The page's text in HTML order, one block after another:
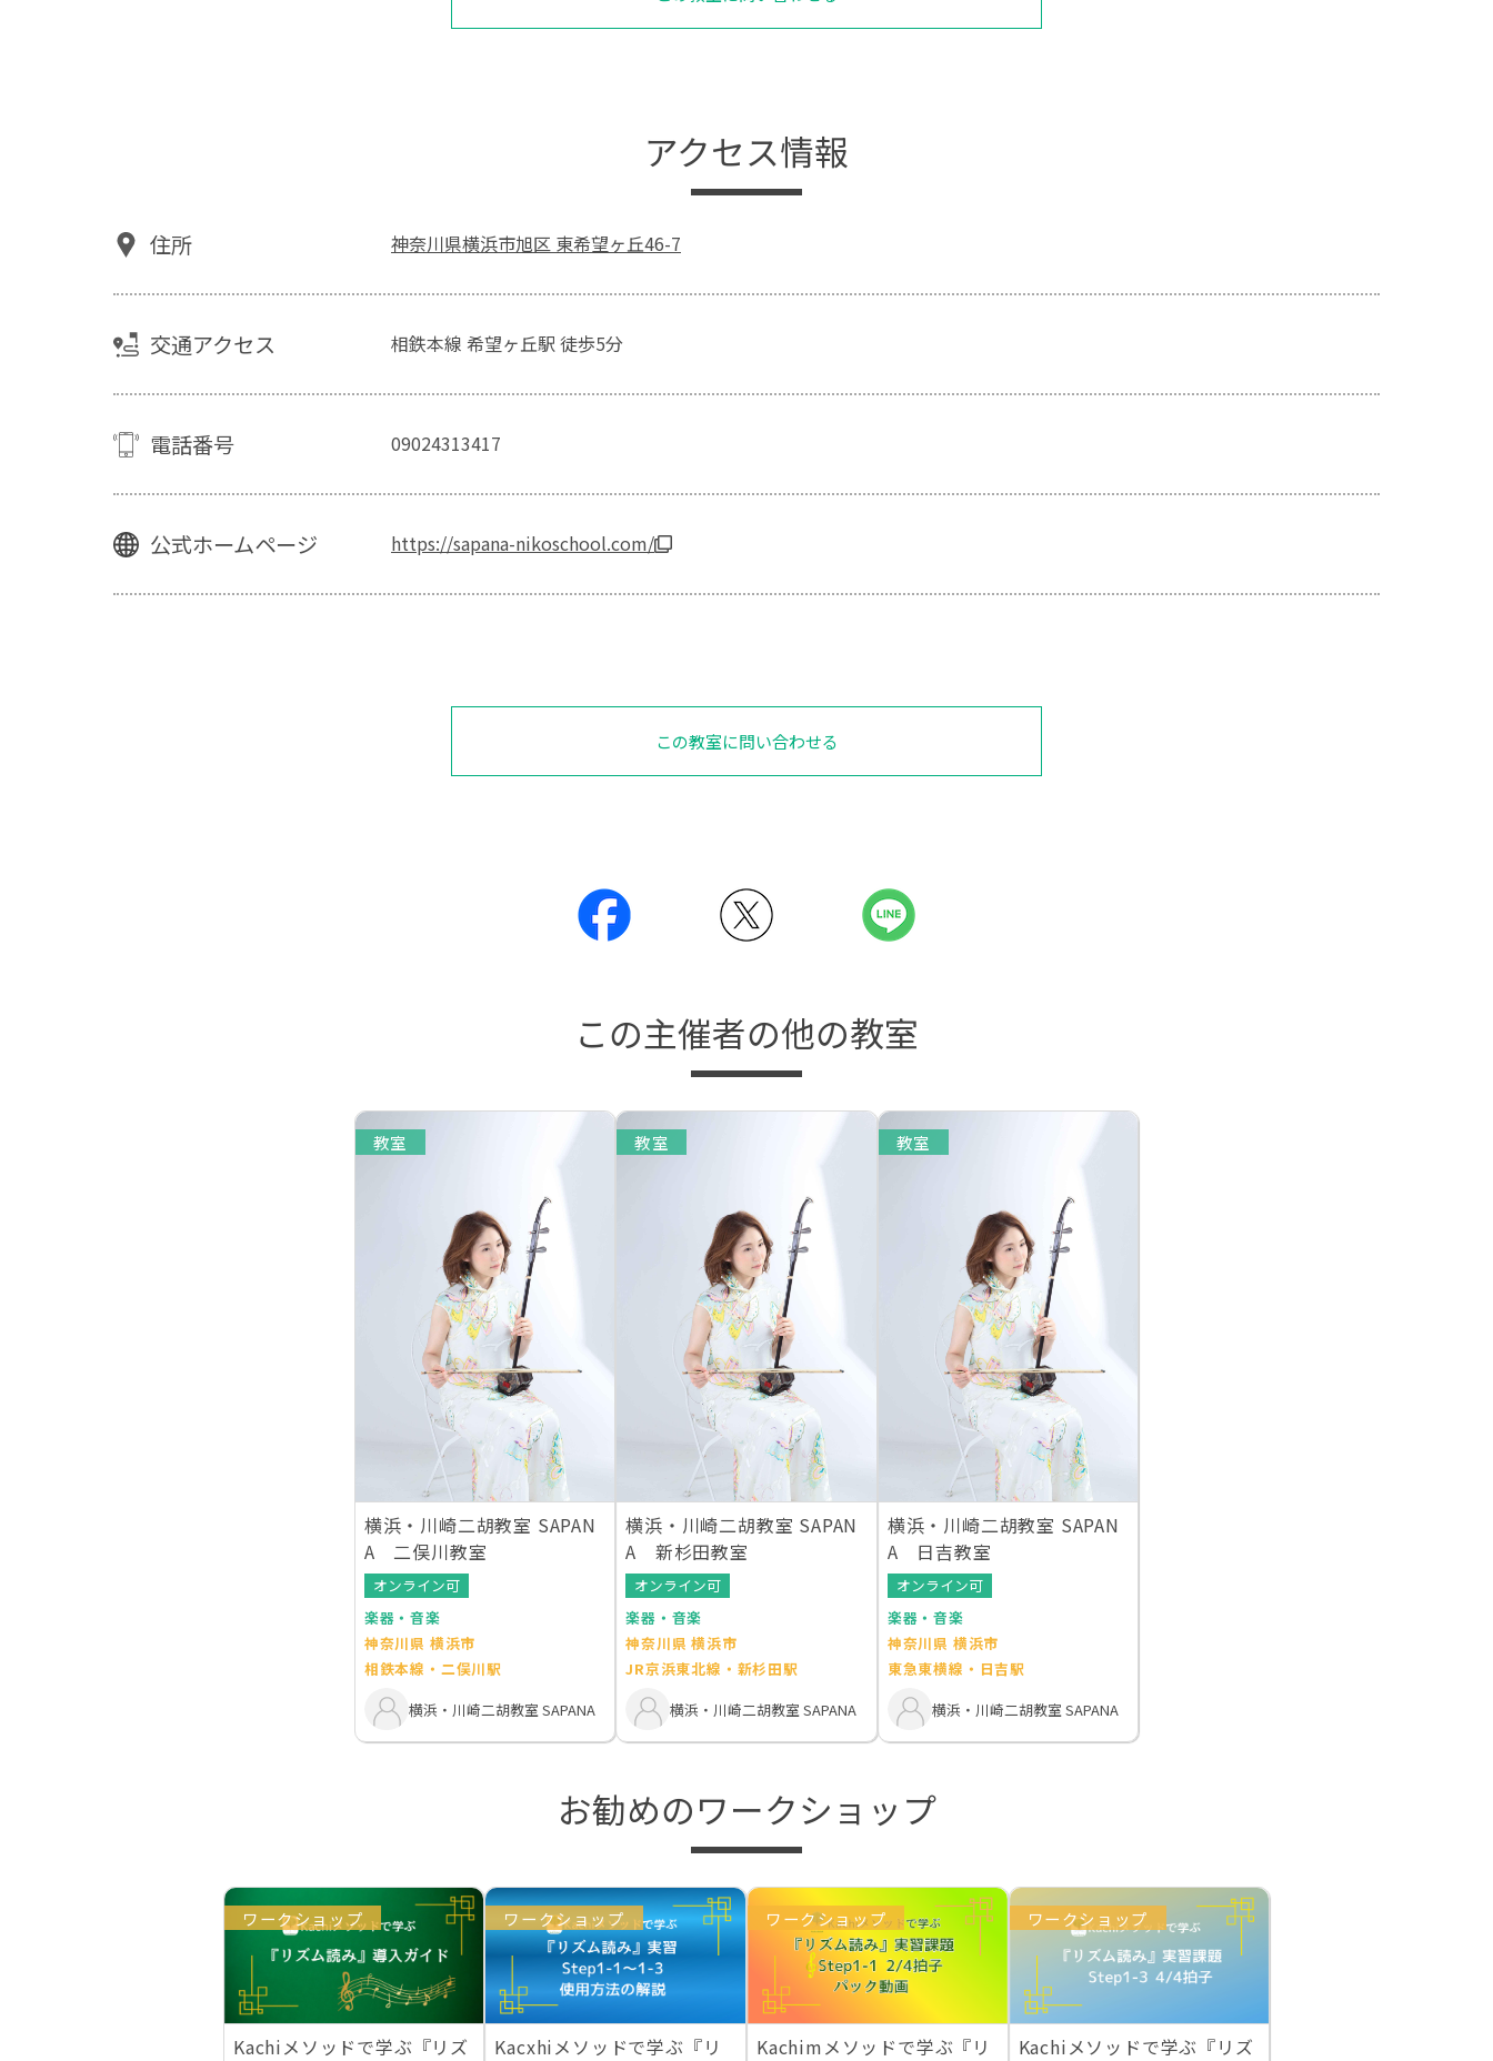
アクセス情報
住所 神奈川県横浜市旭区 東希望ヶ丘46-7
交通アクセス 相鉄本線 希望ヶ丘駅 徒歩5分
電話番号 09024313417
公式ホームページ https://sapana-nikoschool.com/
この教室に問い合わせる
この主催者の他の教室
教室
横浜・川崎二胡教室 SAPAN
A 二俣川教室
オンライン可
楽器・音楽
神奈川県 横浜市
相鉄本線・二俣川駅
横浜・川崎二胡教室 SAPANA
教室
横浜・川崎二胡教室 SAPAN
A 新杉田教室
オンライン可
楽器・音楽
神奈川県 横浜市
JR京浜東北線・新杉田駅
横浜・川崎二胡教室 SAPANA
教室
横浜・川崎二胡教室 SAPAN
A 日吉教室
オンライン可
楽器・音楽
神奈川県 横浜市
東急東横線・日吉駅
横浜・川崎二胡教室 SAPANA
お勧めのワークショップ
ワークショップ
Kachiメソッドで学ぶ『リズ
ワークショップ
Kacxhiメソッドで学ぶ『リ
ワークショップ
Kachimメソッドで学ぶ『リ
ワークショップ
Kachiメソッドで学ぶ『リズ